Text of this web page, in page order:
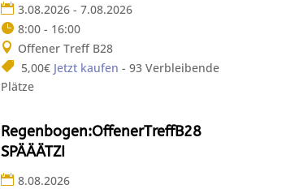
3.08.2026 - 7.08.2026
8:00 - 16:00
Offener Treff B28
5,00€ Jetzt kaufen - 93 Verbleibende
Plätze
Regenbogen:OffenerTreffB28
SPÄÄÄTZI
8.08.2026